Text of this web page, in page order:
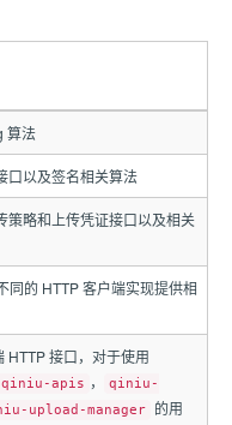
算法
口以及签名相关算法
策略和上传凭证接口以及相关
同的 HTTP 客户端实现提供相
HTTP 接口，对于使用
qiniu-apis ，
qiniu-
upload-manager
的用